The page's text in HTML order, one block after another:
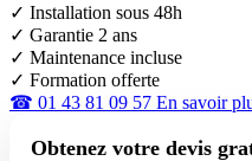
✓ Installation sous 48h
✓ Garantie 2 ans
✓ Maintenance incluse
✓ Formation offerte
☎ 01 43 81 09 57 En savoir
Obtenez votre devis